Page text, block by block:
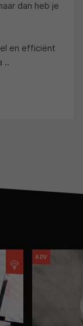
dan heb je
en efficiënt
..
ADV